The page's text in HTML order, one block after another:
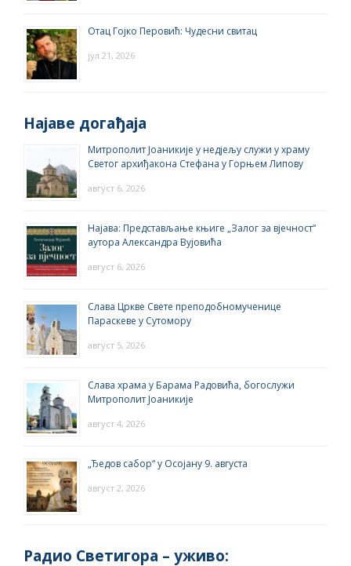
Отац Гојко Перовић: Чудесни свитац
јул 21, 2026
Најаве догађаја
Митрополит Јоаникије у недјељу служи у храму
Светог архиђакона Стефана у Горњем Липову
август 6, 2026
Најава: Представљање књиге „Залог за вјечност“
аутора Александра Вујовића
август 6, 2026
Слава Цркве Свете преподобномученице
Параскеве у Сутомору
август 5, 2026
Слава храма у Барама Радовића, богослужи
Митрополит Јоаникије
август 4, 2026
„Ђедов сабор“ у Осојану 9. августа
август 2, 2026
Радио Светигора – yживо: